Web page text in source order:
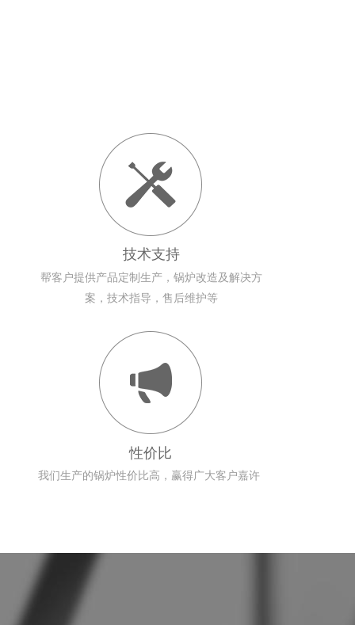
技术支持
帮客户提供产品定制生产，锅炉改造及解决方
案，技术指导，售后维护等
性价比
我们生产的锅炉性价比高，赢得广大客户嘉许